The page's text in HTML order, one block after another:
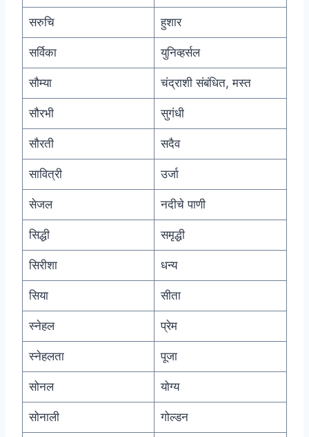
सरुचि हुशार
सर्विका युनिव्हर्सल
सौम्या चंद्राशी संबंधित, मस्त
सौरभी सुगंधी
सौरती सदैव
सावित्री उर्जा
सेजल नदीचे पाणी
सिद्धी समृद्धी
सिरीशा धन्य
सिया सीता
स्नेहल प्रेम
स्नेहलता पूजा
सोनल योग्य
सोनाली गोल्डन